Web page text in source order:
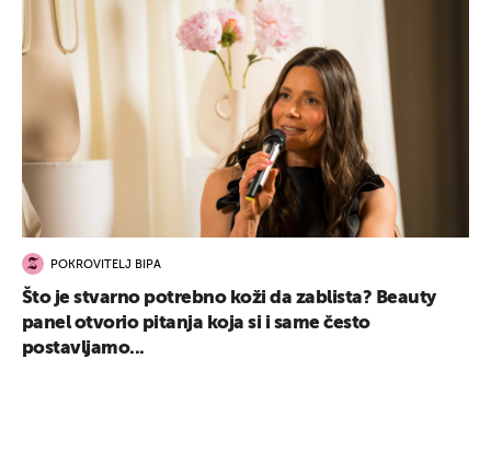
POKROVITELJ BIPA
Što je stvarno potrebno koži da zablista? Beauty
panel otvorio pitanja koja si i same često
postavljamo...